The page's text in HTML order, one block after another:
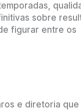
sobre
figurar entre os
e diretoria que